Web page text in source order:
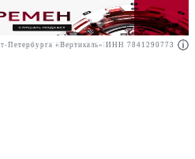
РекламаАО"ПРАВО.РУ" ИНН: 7708095468
Петербурга «Вертикаль» ИНН 7841290773